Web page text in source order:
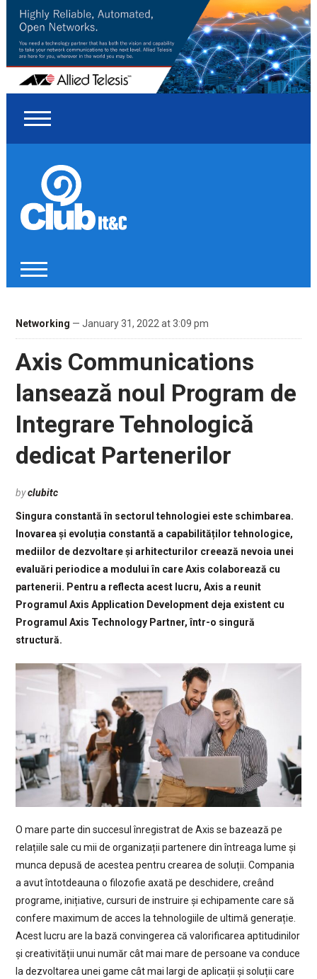
Networking — January 31, 2022 at 3:09 pm
Axis Communications
lansează noul Program de
Integrare Tehnologică
dedicat Partenerilor
byclubitc
Singura constantă în sectorul tehnologiei este schimbarea.
Inovarea și evoluția constantă a capabilităților tehnologice,
mediilor de dezvoltare și arhitecturilor creează nevoia unei
evaluări periodice a modului în care Axis colaborează cu
partenerii. Pentru a reflecta acest lucru, Axis a reunit
Programul Axis Application Development deja existent cu
Programul Axis Technology Partner, într-o singură
structură.
O mare parte din succesul înregistrat de Axis se bazează pe
relațiile sale cu mii de organizații partenere din întreaga lume și
munca depusă de acestea pentru crearea de soluții. Compania
a avut întotdeauna o filozofie axată pe deschidere, creând
programe, inițiative, cursuri de instruire și echipamente care să
confere maximum de acces la tehnologiile de ultimă generație.
Acest lucru are la bază convingerea că valorificarea aptitudinilor
și creativității unui număr cât mai mare de persoane va conduce
la dezvoltarea unei game cât mai largi de aplicații și soluții care